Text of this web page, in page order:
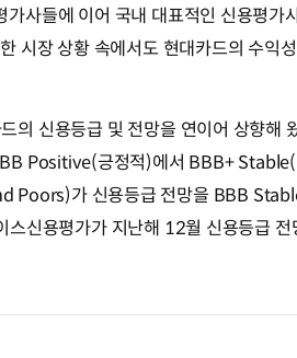
사들에 이어 국내 대표적인 신용평가
시장 상황 속에서도 현대카드의 수익
의 신용등급 및 전망을 연이어 상향해
Positive(긍정적)에서 BBB+
Poors)가 신용등급 전망을 BBB
스신용평가가 지난해 12월 신용등급